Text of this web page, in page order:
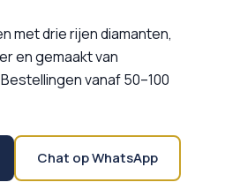
met drie rijen diamanten,
en gemaakt van
vanaf 50–100
Chat op WhatsApp